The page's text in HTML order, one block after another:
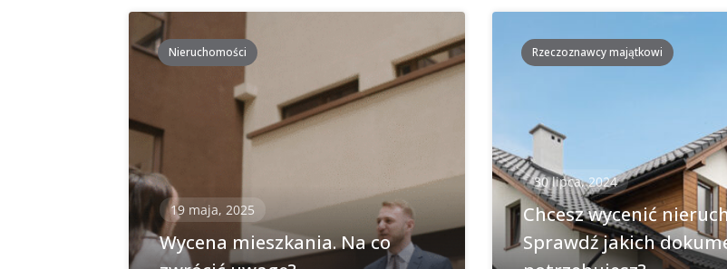
Nieruchomości
19 maja, 2025
Wycena mieszkania. Na co
Rzeczoznawcy majątkowi
30 lipca, 2024
Chcesz wycenić
Sprawdź jakich